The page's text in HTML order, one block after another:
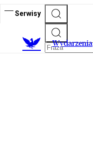
Serwisy
Wydarzenia